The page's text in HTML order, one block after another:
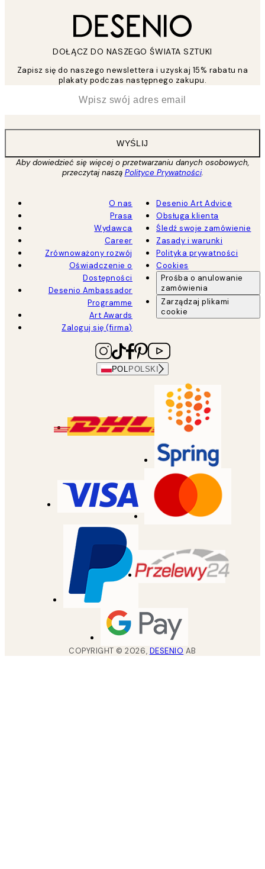
DOŁĄCZ DO NASZEGO ŚWIATA SZTUKI
Zapisz się do naszego newslettera i uzyskaj 15% rabatu na
plakaty podczas następnego zakupu.
WYŚLIJ
Aby dowiedzieć się więcej o przetwarzaniu danych osobowych,
przeczytaj naszą Polityce Prywatności.
O nas
Prasa
Wydawca
Career
Zrównoważony rozwój
Oświadczenie o
Dostępności
Desenio Ambassador
Programme
Art Awards
Zaloguj się (firma)
Desenio Art Advice
Obsługa klienta
Śledź swoje zamówienie
Zasady i warunki
Polityka prywatności
Cookies
Prośba o anulowanie
zamówienia
Zarządzaj plikami
cookie
POL POLSKI
COPYRIGHT ©2026, DESENIO AB